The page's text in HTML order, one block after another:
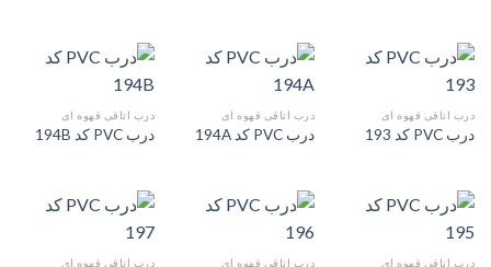
درب اتاقی قهوه ای
درب PVC کد 193
درب اتاقی قهوه ای
درب PVC کد 194A
درب اتاقی قهوه ای
درب PVC کد 194B
درب اتاقی قهوه ای درب اتاقی قهوه ای درب اتاقی قهوه ای